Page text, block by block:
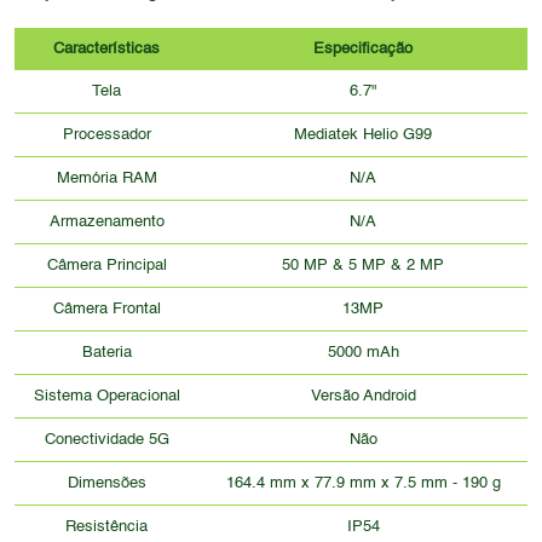
Características Especificação
Tela 6.7"
Processador Mediatek Helio G99
Memória RAM N/A
Armazenamento N/A
Câmera Principal 50 MP & 5 MP & 2 MP
Câmera Frontal 13MP
Bateria 5000 mAh
Sistema Operacional Versão Android
Conectividade 5G Não
Dimensões 164.4 mm x 77.9 mm x 7.5 mm - 190 g
Resistência IP54